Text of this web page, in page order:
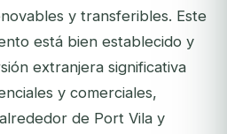
y transferibles. Este
está bien establecido y
extranjera significativa
y comerciales,
de Port Vila y